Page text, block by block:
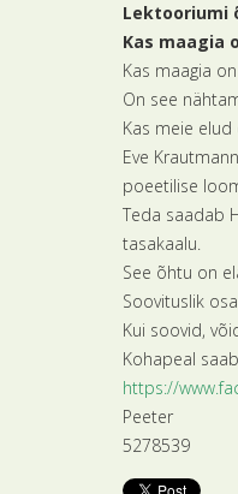
Lektooriumi
Kas maagia
Kas maagia
On see
Kas meie
Eve
poeetilise
Teda saadab
tasakaalu.
See õhtu on
Soovituslik
Kui soovid,
Kohapeal
https://
Peeter
5278539